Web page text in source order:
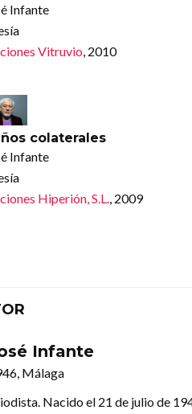
Infante
Vitruvio, 2010
colaterales
Infante
Hiperión, S.L.
, 2009
Infante
Málaga
Nacido el 21 de julio de